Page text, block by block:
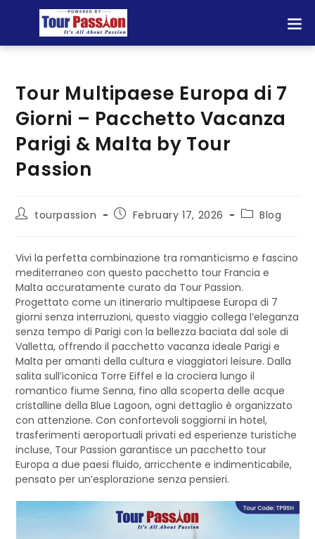
Tour Multipaese Europa di 7
Giorni – Pacchetto Vacanza
Parigi & Malta by Tour
Passion
tourpassion February 17, 2026 Blog
Vivi la perfetta combinazione tra romanticismo e fascino
mediterraneo con questo pacchetto tour Francia e
Malta accuratamente curato da Tour Passion.
Progettato come un itinerario multipaese Europa di 7
giorni senza interruzioni, questo viaggio collega l’eleganza
senza tempo di Parigi con la bellezza baciata dal sole di
Valletta, offrendo il pacchetto vacanza ideale Parigi e
Malta per amanti della cultura e viaggiatori leisure. Dalla
salita sull’iconica Torre Eiffel e la crociera lungo il
romantico fiume Senna, fino alla scoperta delle acque
cristalline della Blue Lagoon, ogni dettaglio è organizzato
con attenzione. Con confortevoli soggiorni in hotel,
trasferimenti aeroportuali privati ed esperienze turistiche
incluse, Tour Passion garantisce un pacchetto tour
Europa a due paesi fluido, arricchente e indimenticabile,
pensato per un’esplorazione senza pensieri.